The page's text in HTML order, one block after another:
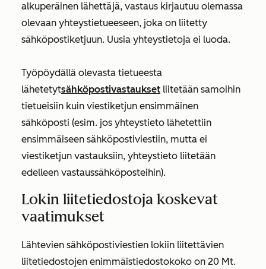
alkuperäinen lähettäjä, vastaus kirjautuu olemassa
olevaan yhteystietueeseen, joka on liitetty
sähköpostiketjuun. Uusia yhteystietoja ei luoda.
Työpöydällä olevasta tietueesta
lähetetytsähköpostivastaukset liitetään samoihin
tietueisiin kuin viestiketjun ensimmäinen
sähköposti (esim. jos yhteystieto lähetettiin
ensimmäiseen sähköpostiviestiin, mutta ei
viestiketjun vastauksiin, yhteystieto liitetään
edelleen vastaussähköposteihin).
Lokin liitetiedostoja koskevat
vaatimukset
Lähtevien sähköpostiviestien lokiin liitettävien
liitetiedostojen enimmäistiedostokoko on 20 Mt.